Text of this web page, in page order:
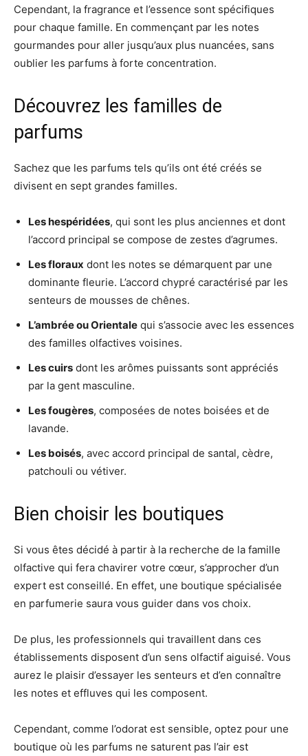
Cependant, la fragrance et l’essence sont spécifiques
pour chaque famille. En commençant par les notes
gourmandes pour aller jusqu’aux plus nuancées, sans
oublier les parfums à forte concentration.
Découvrez les familles de
parfums
Sachez que les parfums tels qu’ils ont été créés se
divisent en sept grandes familles.
Les hespéridées, qui sont les plus anciennes et dont
l’accord principal se compose de zestes d’agrumes.
Les floraux dont les notes se démarquent par une
dominante fleurie. L’accord chypré caractérisé par les
senteurs de mousses de chênes.
L’ambrée ou Orientale qui s’associe avec les essences
des familles olfactives voisines.
Les cuirs dont les arômes puissants sont appréciés
par la gent masculine.
Les fougères, composées de notes boisées et de
lavande.
Les boisés, avec accord principal de santal, cèdre,
patchouli ou vétiver.
Bien choisir les boutiques
Si vous êtes décidé à partir à la recherche de la famille
olfactive qui fera chavirer votre cœur, s’approcher d’un
expert est conseillé. En effet, une boutique spécialisée
en parfumerie saura vous guider dans vos choix.
De plus, les professionnels qui travaillent dans ces
établissements disposent d’un sens olfactif aiguisé. Vous
aurez le plaisir d’essayer les senteurs et d’en connaître
les notes et effluves qui les composent.
Cependant, comme l’odorat est sensible, optez pour une
boutique où les parfums ne saturent pas l’air est